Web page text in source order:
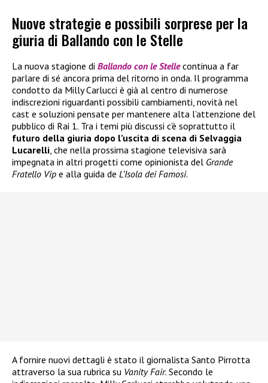
Nuove strategie e possibili sorprese per la
giuria di Ballando con le Stelle
La nuova stagione di Ballando con le Stellecontinua a far
parlare di sé ancora prima del ritorno in onda. Il programma
condotto da Milly Carlucci è già al centro di numerose
indiscrezioni riguardanti possibili cambiamenti, novità nel
cast e soluzioni pensate per mantenere alta l’attenzione del
pubblico di Rai 1. Tra i temi più discussi c’è soprattutto il
futuro della giuria dopo l’uscita di scena di Selvaggia
Lucarelli, che nella prossima stagione televisiva sarà
impegnata in altri progetti come opinionista del Grande
Fratello Vip e alla guida de L’Isola dei Famosi.
A fornire nuovi dettagli è stato il giornalista Santo Pirrotta
attraverso la sua rubrica su Vanity Fair. Secondo le